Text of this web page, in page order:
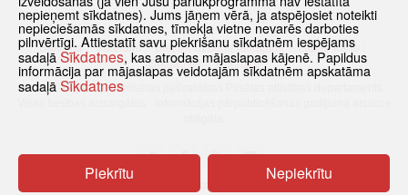
Sākums Jaunumi Biežāk uzdotie jautājumi
Lapas karte
Sīkdatnes
Kontakti
© 2021 Rīgas valstspilsētas pašvaldības Pilsētas attīstības departaments.
Pārslēgties uz www versiju
nepieņemt sīkdatnes). Jums jāņem vērā, ja atspējosiet noteikti
nepieciešamās sīkdatnes, tīmekļa vietne nevarēs darboties
pilnvērtīgi. Attiestatīt savu piekrišanu sīkdatnēm iespējams
sadaļā Sīkdatnes, kas atrodas mājaslapas kājenē. Papildus
informācija par mājaslapas veidotajām sīkdatnēm apskatāma
sadaļā Sīkdatnes
Piekrītu Nepiekrītu